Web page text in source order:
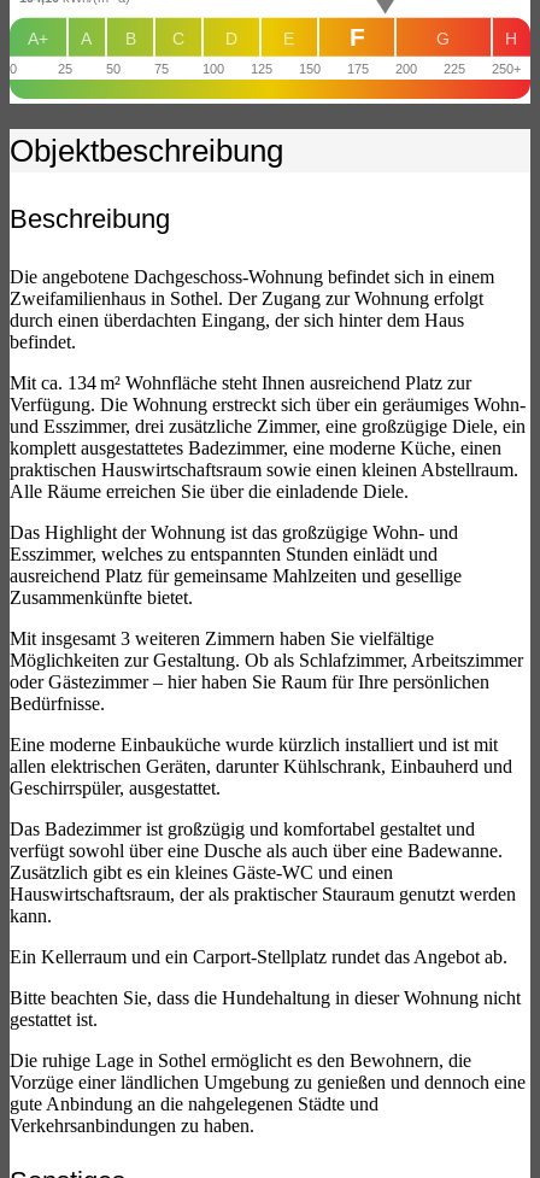
0 25 50 75 100 125 150 175 200 225 250+
H
G
E
D
C
B
A
A+ F
Objekt­beschreibung
Beschreibung
Die angebotene Dachgeschoss-Wohnung befindet sich in einem
Zweifamilienhaus in Sothel. Der Zugang zur Wohnung erfolgt
durch einen überdachten Eingang, der sich hinter dem Haus
befindet.
Mit ca. 134 m² Wohnfläche steht Ihnen ausreichend Platz zur
Verfügung. Die Wohnung erstreckt sich über ein geräumiges Wohn-
und Esszimmer, drei zusätzliche Zimmer, eine großzügige Diele, ein
komplett ausgestattetes Badezimmer, eine moderne Küche, einen
praktischen Hauswirtschaftsraum sowie einen kleinen Abstellraum.
Alle Räume erreichen Sie über die einladende Diele.
Das Highlight der Wohnung ist das großzügige Wohn- und
Esszimmer, welches zu entspannten Stunden einlädt und
ausreichend Platz für gemeinsame Mahlzeiten und gesellige
Zusammenkünfte bietet.
Mit insgesamt 3 weiteren Zimmern haben Sie vielfältige
Möglichkeiten zur Gestaltung. Ob als Schlafzimmer, Arbeitszimmer
oder Gästezimmer – hier haben Sie Raum für Ihre persönlichen
Bedürfnisse.
Eine moderne Einbauküche wurde kürzlich installiert und ist mit
allen elektrischen Geräten, darunter Kühlschrank, Einbauherd und
Geschirrspüler, ausgestattet.
Das Badezimmer ist großzügig und komfortabel gestaltet und
verfügt sowohl über eine Dusche als auch über eine Badewanne.
Zusätzlich gibt es ein kleines Gäste-WC und einen
Hauswirtschaftsraum, der als praktischer Stauraum genutzt werden
kann.
Ein Kellerraum und ein Carport-Stellplatz rundet das Angebot ab.
Bitte beachten Sie, dass die Hundehaltung in dieser Wohnung nicht
gestattet ist.
Die ruhige Lage in Sothel ermöglicht es den Bewohnern, die
Vorzüge einer ländlichen Umgebung zu genießen und dennoch eine
gute Anbindung an die nahgelegenen Städte und
Verkehrsanbindungen zu haben.